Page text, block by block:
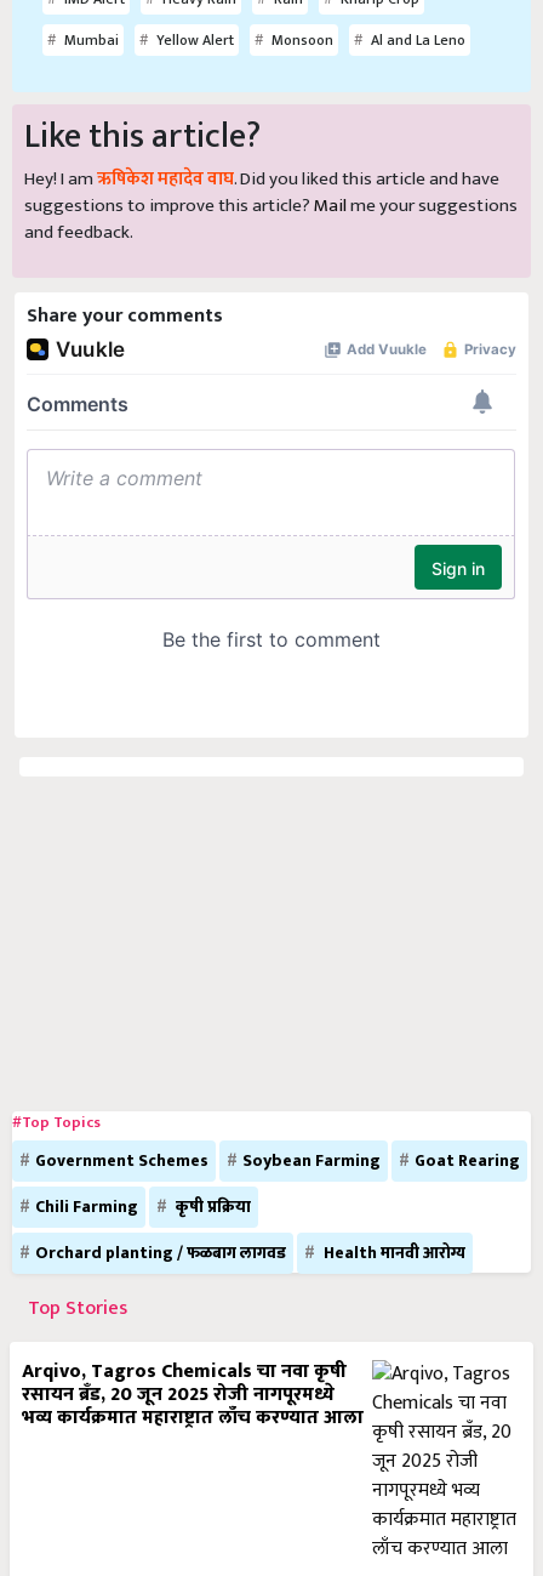
Mumbai
Yellow Alert Monsoon Al and La Leno
Like this article?
Hey! I amऋषिकेश महादेव वाघ. Did you liked this article and have
suggestions to improve this article?Mailme your suggestions
and feedback.
Share your comments
#Top Topics
Government Schemes Soybean Farming
Goat Rearing
Chili Farming
कृषी प्रक्रिया
Orchard planting / फळबाग लागवड
Health मानवी आरोग्य
Top Stories
Arqivo, Tagros Chemicals चा नवा कृषी
रसायन ब्रँड, 20 जून 2025 रोजी नागपूरमध्ये
भव्य कार्यक्रमात महाराष्ट्रात लाँच करण्यात आला